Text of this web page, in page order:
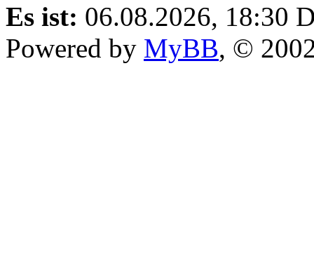
Es ist: 06.08.2026, 18:30
Powered by MyBB, ©